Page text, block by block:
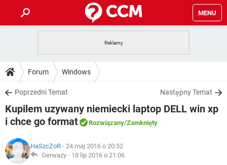
MENU
GRY
SPOTIFY
INSTAGRAM FACEBOOK
WINDOWS 10
PORADY
PlayStation
SPOTIFY
WINDOWS 10
DO POBRANIA
ANDROID TIKTOK
GRY WHATSAPP
IOS NETFLIX
INSTAGRAM
FORUM
GRY WHATSAPP
ARTYKUŁY
COVID-19
Forum Windows
Poprzedni Temat Następny Temat
Kupilem uzywany niemiecki laptop DELL win xp
i chce go format
Rozwiązany/Zamknięty
HaSzcZoR - 24 maj 2016 o 20:52
Gerwazy - 18 lip 2016 o 21:06